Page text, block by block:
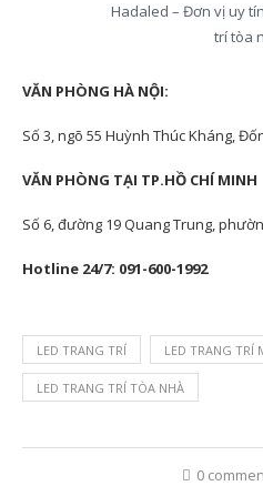
Hadaled – Đơn vị uy
trí tòa
VĂN PHÒNG HÀ NỘI:
Số 3, ngõ 55 Huỳnh Thúc Kháng,
VĂN PHÒNG TẠI TP.HỒ CHÍ MINH
Số 6, đường 19 Quang Trung,
Hotline 24/7: 091-600-1992
LED TRANG TRÍ LED TRANG
LED TRANG TRÍ TÒA NHÀ
0